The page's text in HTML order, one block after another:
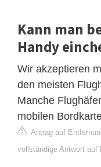
Kann man
Handy
Wir akzeptieren
den meisten
Manche
mobilen
Antrag auf
vollständige Antwort auf